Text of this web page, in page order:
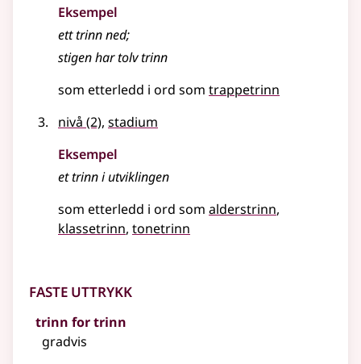
Eksempel
etttrinnned;
stigen har tolvtrinn
som etterledd i ord som trappetrinn
nivå (2), stadium
Eksempel
ettrinni utviklingen
som etterledd i ord som alderstrinn
klassetrinn tonetrinn
Faste uttrykk
trinn for trinn
gradvis